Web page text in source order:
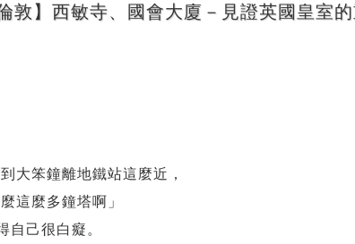
敦】西敏寺、國會大廈－見證英國皇室
大笨鐘離地鐵站這麼近，
這麼多鐘塔啊」
己很白癡。